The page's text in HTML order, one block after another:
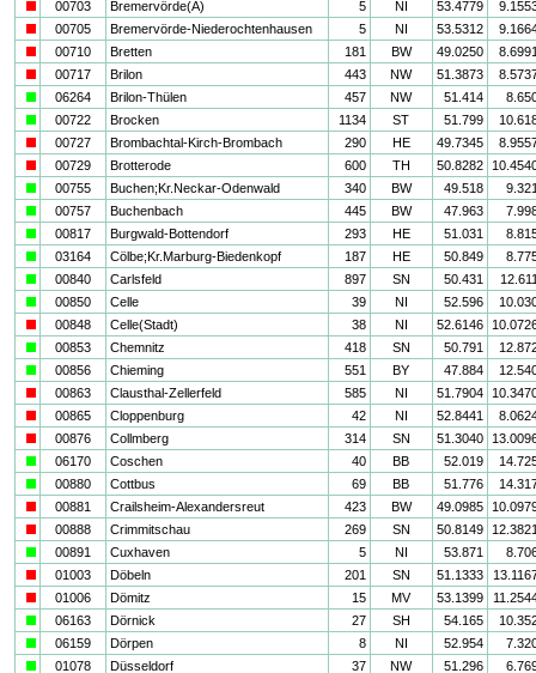
00703 Bremervörde(A) 5 NI 53.4779
00705 Bremervörde-Niederochtenhausen 5 NI 53.5312
00710 Bretten 181 BW 49.0250
00717 Brilon 443 NW 51.3873
06264 Brilon-Thülen 457 NW 51.414
00722 Brocken 1134 ST 51.799
00727 Brombachtal-Kirch-Brombach 290 HE 49.7345
00729 Brotterode 600 TH 50.8282
00755 Buchen;Kr.Neckar-Odenwald 340 BW 49.518
00757 Buchenbach 445 BW 47.963
00817 Burgwald-Bottendorf 293 HE 51.031
03164 Cölbe;Kr.Marburg-Biedenkopf 187 HE 50.849
00840 Carlsfeld 897 SN 50.431
00850 Celle 39 NI 52.596
00848 Celle(Stadt) 38 NI 52.6146
00853 Chemnitz 418 SN 50.791
00856 Chieming 551 BY 47.884
00863 Clausthal-Zellerfeld 585 NI 51.7904
00865 Cloppenburg 42 NI 52.8441
00876 Collmberg 314 SN 51.3040
06170 Coschen 40 BB 52.019
00880 Cottbus 69 BB 51.776
00881 Crailsheim-Alexandersreut 423 BW 49.0985
00888 Crimmitschau 269 SN 50.8149
00891 Cuxhaven 5 NI 53.871
01003 Döbeln 201 SN 51.1333
01006 Dömitz 15 MV 53.1399
06163 Dörnick 27 SH 54.165
06159 Dörpen 8 NI 52.954
01078 Düsseldorf 37 NW 51.296